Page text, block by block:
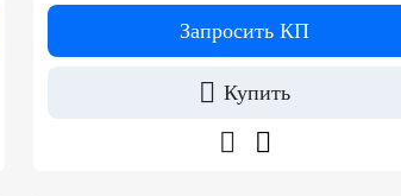
Запросить КП
Купить